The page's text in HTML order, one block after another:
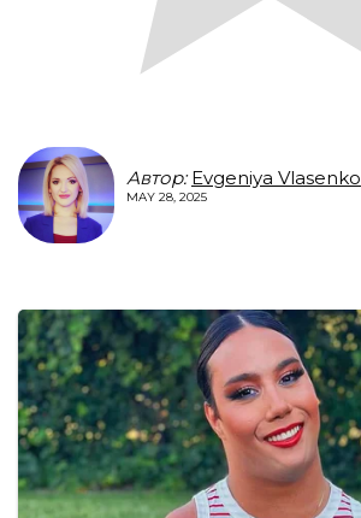
Автор: Evgeniya Vlasenko
MAY 28, 2025